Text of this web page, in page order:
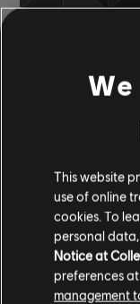
Zeitgeist
Albert Hall,
This website
use of online
cookies. To
personal
Notice at
preferences
management